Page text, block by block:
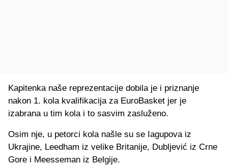
Kapitenka naše reprezentacije dobila je i priznanje
nakon 1. kola kvalifikacija za EuroBasket jer je
izabrana u tim kola i to sasvim zasluženo.
Osim nje, u petorci kola našle su se Iagupova iz
Ukrajine, Leedham iz velike Britanije, Dubljević iz Crne
Gore i Meesseman iz Belgije.